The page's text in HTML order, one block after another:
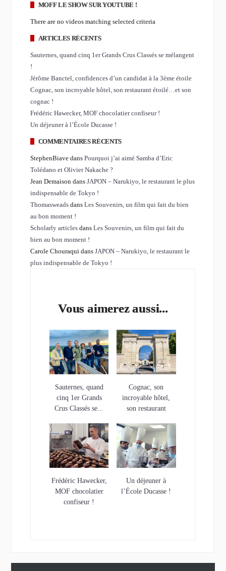
MOFF LE SHOW SUR YOUTUBE !
There are no videos matching selected criteria
ARTICLES RÉCENTS
Sauternes, quand cinq 1er Grands Crus Classés se mélangent
!
Jérôme Banctel, confidences d’un candidat à la 3ème étoile
Cognac, son incroyable hôtel, son restaurant étoilé…et son
cognac !
Frédéric Hawecker, MOF chocolatier confiseur !
Un déjeuner à l’École Ducasse !
COMMENTAIRES RÉCENTS
StephenBiave dans Pourquoi j’ai aimé Samba d’Eric
Tolédano et Olivier Nakache ?
Jean Demaison dans JAPON – Narukiyo, le restaurant le plus
indispensable de Tokyo !
Thomasweadsdans Les Souvenirs, un film qui fait du bien
au bon moment !
Scholarly articlesdans Les Souvenirs, un film qui fait du
bien au bon moment !
Carole Chouraqui dans JAPON – Narukiyo, le restaurant le
plus indispensable de Tokyo !
Vous aimerez aussi...
Sauternes, quand
cinq 1er Grands
Crus Classés se...
Cognac, son
incroyable hôtel,
son restaurant
Frédéric Hawecker,
MOF chocolatier
confiseur !
Un déjeuner à
l’École Ducasse !